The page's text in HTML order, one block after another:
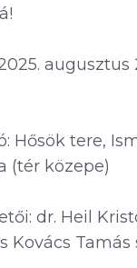
augusztus
Hősök tere,
(tér közepe)
dr. Heil
Kovács